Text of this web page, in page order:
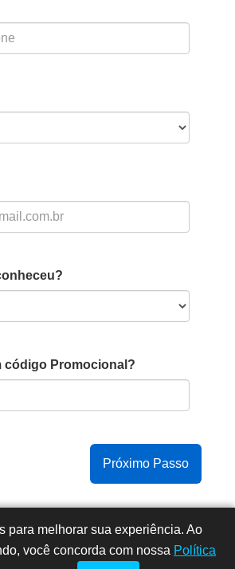
código Promocional?
Instituto Souza (CNPJ:
0001-92).
para melhorar sua experiência. Ao
você concorda com nossa Política